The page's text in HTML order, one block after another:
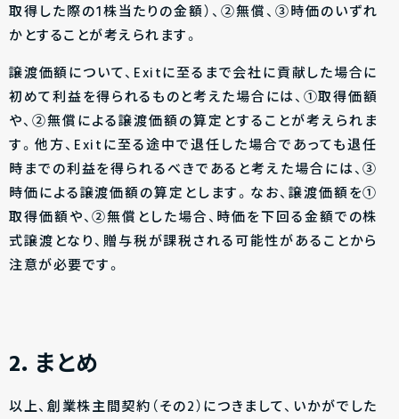
取得した際の1株当たりの金額）、②無償、③時価のいずれ
かとすることが考えられます。
譲渡価額について、Exitに至るまで会社に貢献した場合に
初めて利益を得られるものと考えた場合には、①取得価額
や、②無償による譲渡価額の算定とすることが考えられま
す。他方、Exitに至る途中で退任した場合であっても退任
時までの利益を得られるべきであると考えた場合には、③
時価による譲渡価額の算定とします。なお、譲渡価額を①
取得価額や、②無償とした場合、時価を下回る金額での株
式譲渡となり、贈与税が課税される可能性があることから
注意が必要です。
2．まとめ
以上、創業株主間契約（その2）につきまして、いかがでした